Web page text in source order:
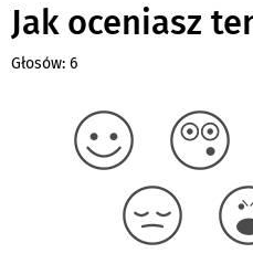
Jak oceniasz
Głosów: 6